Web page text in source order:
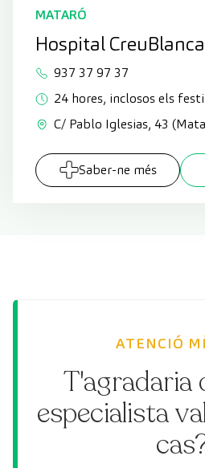
MATARÓ
Hospital
937 37 97 37
24 hores, inclosos els
C/ Pablo Iglesias, 43
Saber-ne més
ATENCIÓ
T'agradaria
especialista